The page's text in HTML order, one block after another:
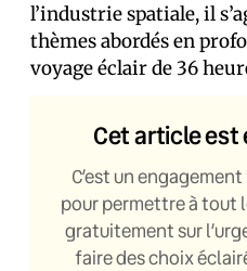
l’industrie spatiale, il
thèmes abordés en
voyage éclair de 36
Cet article est
C’est un
pour permettre à tout
gratuitement sur
faire des choix